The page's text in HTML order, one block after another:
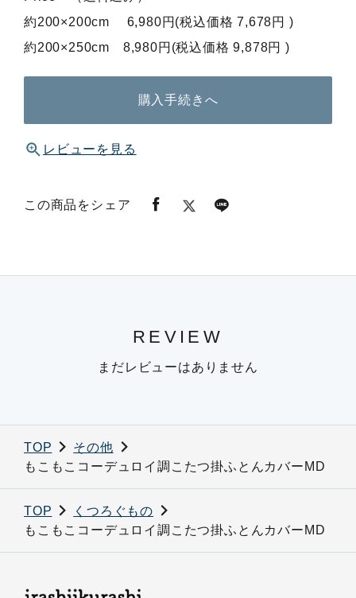
約200×200cm 6,980円(税込価格 7,678円 )
約200×250cm 8,980円(税込価格 9,878円 )
購入手続きへ
レビューを見る
この商品をシェア
REVIEW
まだレビューはありません
TOP
その他
もこもこコーデュロイ調こたつ掛ふとんカバーMD
TOP
くつろぐもの
もこもこコーデュロイ調こたつ掛ふとんカバーMD